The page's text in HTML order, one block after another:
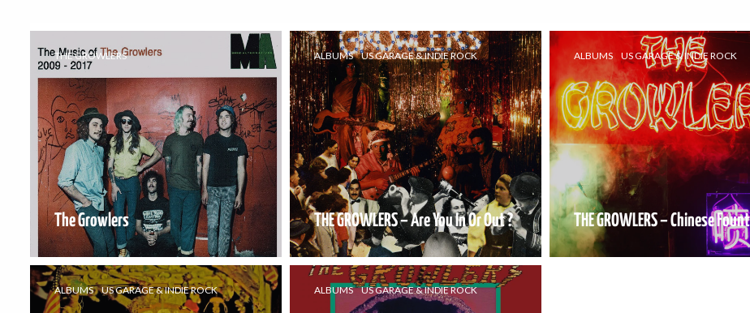
THE GROWLERS
The Growlers
ALBUMS US GARAGE & INDIE ROCK
THE GROWLERS – Are You In Or Out ?
ALBUMS US GARAGE & INDIE ROCK
THE GROWLERS – Chinese
ALBUMS US GARAGE & INDIE ROCK ALBUMS US GARAGE & INDIE ROCK